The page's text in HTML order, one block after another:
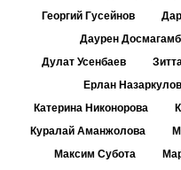
Георгий Гусейнов
Даурен
Дулат Усенбаев
Ерлан Назаркулов
Катерина Никонорова
Куралай Аманжолова
Максим Субота